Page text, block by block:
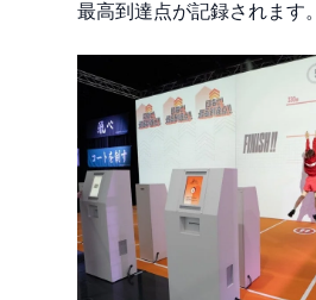
最高到達点が記録されます。